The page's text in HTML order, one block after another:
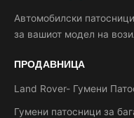
Автомобилски
за вашиот модел на
ПРОДАВНИЦА
Land Rover- Гумени
Гумени патосници за